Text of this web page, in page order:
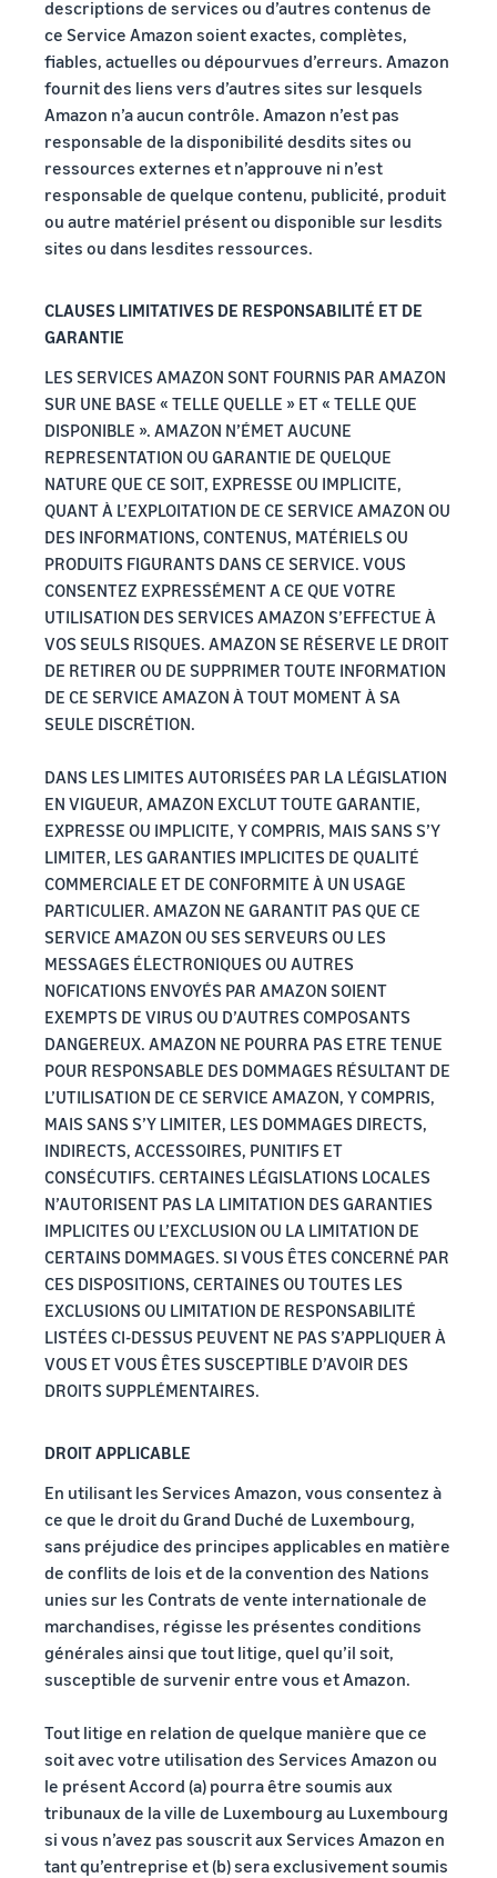
descriptions de services ou d’autres contenus de
ce Service Amazon soient exactes, complètes,
fiables, actuelles ou dépourvues d’erreurs. Amazon
fournit des liens vers d’autres sites sur lesquels
Amazon n’a aucun contrôle. Amazon n’est pas
responsable de la disponibilité desdits sites ou
ressources externes et n’approuve ni n’est
responsable de quelque contenu, publicité, produit
ou autre matériel présent ou disponible sur lesdits
sites ou dans lesdites ressources.
CLAUSES LIMITATIVES DE RESPONSABILITÉ ET DE
GARANTIE
LES SERVICES AMAZON SONT FOURNIS PAR AMAZON
SUR UNE BASE « TELLE QUELLE » ET « TELLE QUE
DISPONIBLE ». AMAZON N’ÉMET AUCUNE
REPRESENTATION OU GARANTIE DE QUELQUE
NATURE QUE CE SOIT, EXPRESSE OU IMPLICITE,
QUANT À L’EXPLOITATION DE CE SERVICE AMAZON OU
DES INFORMATIONS, CONTENUS, MATÉRIELS OU
PRODUITS FIGURANTS DANS CE SERVICE. VOUS
CONSENTEZ EXPRESSÉMENT A CE QUE VOTRE
UTILISATION DES SERVICES AMAZON S’EFFECTUE À
VOS SEULS RISQUES. AMAZON SE RÉSERVE LE DROIT
DE RETIRER OU DE SUPPRIMER TOUTE INFORMATION
DE CE SERVICE AMAZON À TOUT MOMENT À SA
SEULE DISCRÉTION.
DANS LES LIMITES AUTORISÉES PAR LA LÉGISLATION
EN VIGUEUR, AMAZON EXCLUT TOUTE GARANTIE,
EXPRESSE OU IMPLICITE, Y COMPRIS, MAIS SANS S’Y
LIMITER, LES GARANTIES IMPLICITES DE QUALITÉ
COMMERCIALE ET DE CONFORMITE À UN USAGE
PARTICULIER. AMAZON NE GARANTIT PAS QUE CE
SERVICE AMAZON OU SES SERVEURS OU LES
MESSAGES ÉLECTRONIQUES OU AUTRES
NOFICATIONS ENVOYÉS PAR AMAZON SOIENT
EXEMPTS DE VIRUS OU D’AUTRES COMPOSANTS
DANGEREUX. AMAZON NE POURRA PAS ETRE TENUE
POUR RESPONSABLE DES DOMMAGES RÉSULTANT DE
L’UTILISATION DE CE SERVICE AMAZON, Y COMPRIS,
MAIS SANS S’Y LIMITER, LES DOMMAGES DIRECTS,
INDIRECTS, ACCESSOIRES, PUNITIFS ET
CONSÉCUTIFS. CERTAINES LÉGISLATIONS LOCALES
N’AUTORISENT PAS LA LIMITATION DES GARANTIES
IMPLICITES OU L’EXCLUSION OU LA LIMITATION DE
CERTAINS DOMMAGES. SI VOUS ÊTES CONCERNÉ PAR
CES DISPOSITIONS, CERTAINES OU TOUTES LES
EXCLUSIONS OU LIMITATION DE RESPONSABILITÉ
LISTÉES CI-DESSUS PEUVENT NE PAS S’APPLIQUER À
VOUS ET VOUS ÊTES SUSCEPTIBLE D’AVOIR DES
DROITS SUPPLÉMENTAIRES.
DROIT APPLICABLE
En utilisant les Services Amazon, vous consentez à
ce que le droit du Grand Duché de Luxembourg,
sans préjudice des principes applicables en matière
de conflits de lois et de la convention des Nations
unies sur les Contrats de vente internationale de
marchandises, régisse les présentes conditions
générales ainsi que tout litige, quel qu’il soit,
susceptible de survenir entre vous et Amazon.
Tout litige en relation de quelque manière que ce
soit avec votre utilisation des Services Amazon ou
le présent Accord (a) pourra être soumis aux
tribunaux de la ville de Luxembourg au Luxembourg
si vous n’avez pas souscrit aux Services Amazon en
tant qu’entreprise et (b) sera exclusivement soumis